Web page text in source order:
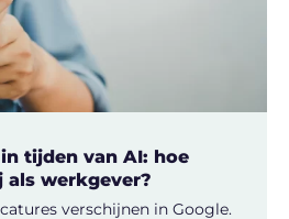
tijden van AI: hoe
werkgever?
verschijnen in Google.